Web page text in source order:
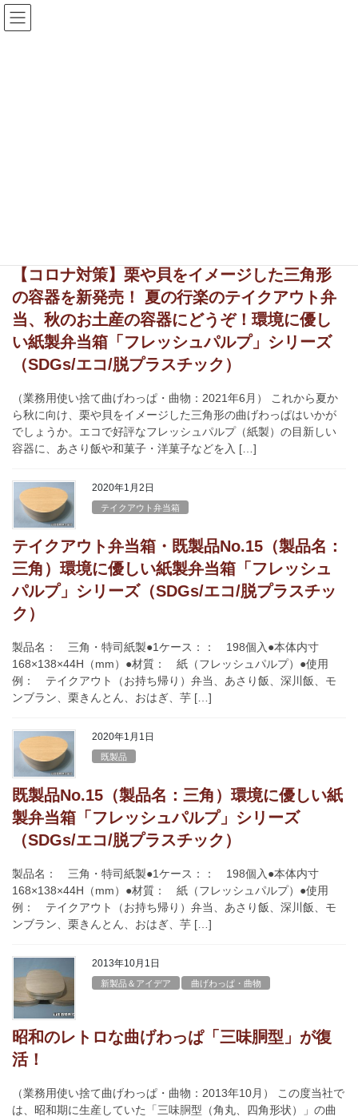
コ
ン
ナ
ビ
【コロナ対策】栗や貝をイメージした三角形
の容器を新発売！ 夏の行楽のテイクアウト弁
当、秋のお土産の容器にどうぞ！環境に優し
い紙製弁当箱「フレッシュパルプ」シリーズ
（SDGs/エコ/脱プラスチック）
（業務用使い捨て曲げわっぱ・曲物：2021年6月） これから夏か
ら秋に向け、栗や貝をイメージした三角形の曲げわっぱはいかが
でしょうか。エコで好評なフレッシュパルプ（紙製）の目新しい
容器に、あさり飯や和菓子・洋菓子などを入 […]
2020年1月2日
テイクアウト弁当箱
テイクアウト弁当箱・既製品No.15（製品名：
三角）環境に優しい紙製弁当箱「フレッシュ
パルプ」シリーズ（SDGs/エコ/脱プラスチッ
ク）
製品名： 三角・特司紙製●1ケース：： 198個入●本体内寸
168×138×44H（mm）●材質： 紙（フレッシュパルプ）●使用
例： テイクアウト（お持ち帰り）弁当、あさり飯、深川飯、モ
ンブラン、栗きんとん、おはぎ、芋 […]
2020年1月1日
既製品
既製品No.15（製品名：三角）環境に優しい紙
製弁当箱「フレッシュパルプ」シリーズ
（SDGs/エコ/脱プラスチック）
製品名： 三角・特司紙製●1ケース：： 198個入●本体内寸
168×138×44H（mm）●材質： 紙（フレッシュパルプ）●使用
例： テイクアウト（お持ち帰り）弁当、あさり飯、深川飯、モ
ンブラン、栗きんとん、おはぎ、芋 […]
2013年10月1日
新製品＆アイデア 曲げわっぱ・曲物
昭和のレトロな曲げわっぱ「三味胴型」が復
活！
（業務用使い捨て曲げわっぱ・曲物：2013年10月） この度当社で
は、昭和期に生産していた「三味胴型（角丸、四角形状）」の曲